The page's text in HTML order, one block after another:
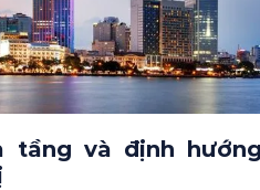
tầng và định